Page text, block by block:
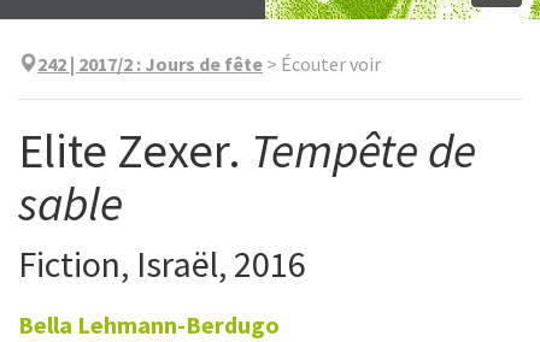
242 | 2017/2 : Jours de fête > Écouter voir
Elite Zexer. Tempête de
sable
Fiction, Israël, 2016
Bella Lehmann-Berdugo